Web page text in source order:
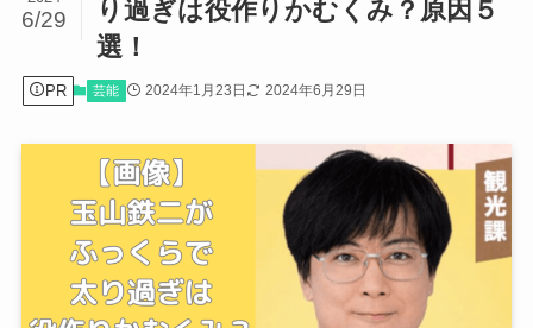
り過ぎは役作りかむくみ？原因５
選！
6/29
PR 芸能 2024年1月23日 2024年6月29日